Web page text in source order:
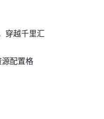
穿越千里汇
源配置格